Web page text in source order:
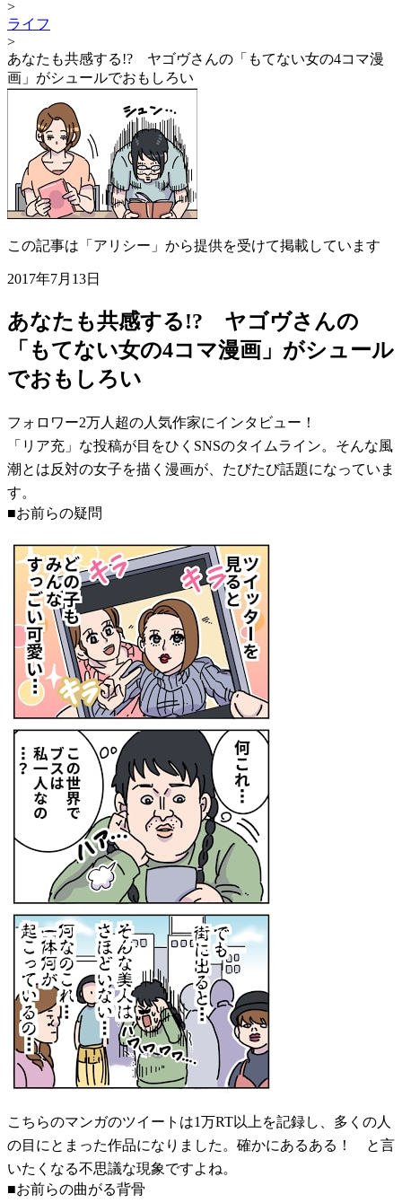
>
ライフ
>
あなたも共感する!? ヤゴヴさんの「もてない女の4コマ漫
画」がシュールでおもしろい
この記事は「アリシー」から提供を受けて掲載しています
2017年7月13日
あなたも共感する!? ヤゴヴさんの
「もてない女の4コマ漫画」がシュール
でおもしろい
フォロワー2万人超の人気作家にインタビュー！
「リア充」な投稿が目をひくSNSのタイムライン。そんな風
潮とは反対の女子を描く漫画が、たびたび話題になっていま
す。
■お前らの疑問
こちらのマンガのツイートは1万RT以上を記録し、多くの人
の目にとまった作品になりました。確かにあるある！ と言
いたくなる不思議な現象ですよね。
■お前らの曲がる背骨